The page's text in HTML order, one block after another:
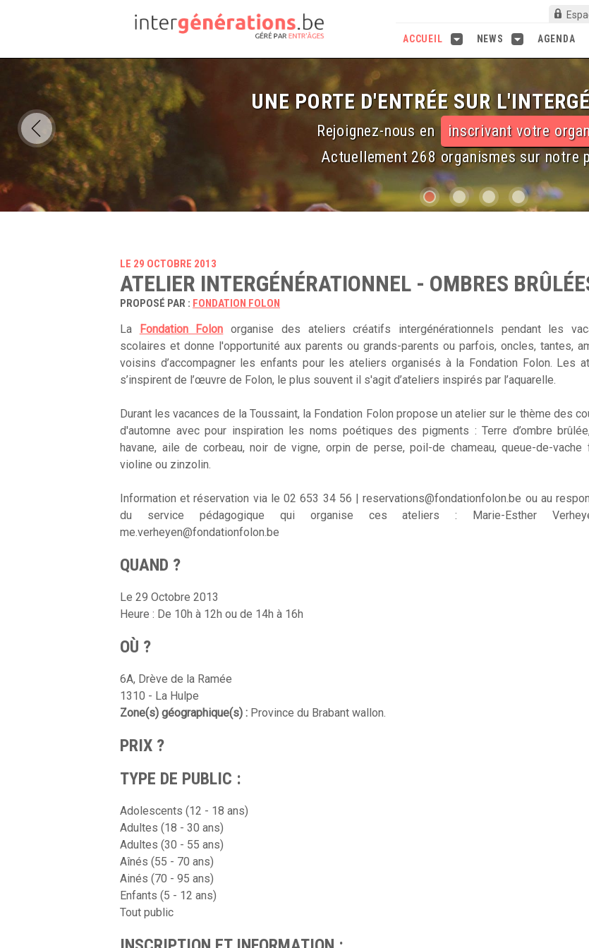
AGENDA
NEWS
ACCUEIL
UNE PORTE D'ENTRÉE SUR
Rejoignez-nous en inscrivant votre
Actuellement 268 organismes sur notre
LE 29 OCTOBRE 2013
ATELIER INTERGÉNÉRATIONNEL - OMBRES
PROPOSÉ PAR : FONDATION FOLON
La Fondation Folon organise des ateliers créatifs intergénérationnels pendant les
scolaires et donne l'opportunité aux parents ou grands-parents ou parfois, oncles, tantes,
voisins d’accompagner les enfants pour les ateliers organisés à la Fondation Folon. Les
s’inspirent de l’œuvre de Folon, le plus souvent il s'agit d’ateliers inspirés par l’aquarelle.
Durant les vacances de la Toussaint, la Fondation Folon propose un atelier sur le thème des
d'automne avec pour inspiration les noms poétiques des pigments : Terre d’ombre
havane, aile de corbeau, noir de vigne, orpin de perse, poil-de chameau, queue-de-vache
violine ou zinzolin.
Information et réservation via le 02 653 34 56 | reservations@fondationfolon.be ou au
du service pédagogique qui organise ces ateliers : Marie-Esther
me.verheyen@fondationfolon.be
QUAND ?
Le 29 Octobre 2013
Heure : De 10h à 12h ou de 14h à 16h
OÙ ?
6A, Drève de la Ramée
1310 - La Hulpe
Zone(s) géographique(s) : Province du Brabant wallon.
PRIX ?
TYPE DE PUBLIC :
Adolescents (12 - 18 ans)
Adultes (18 - 30 ans)
Adultes (30 - 55 ans)
Aînés (55 - 70 ans)
Ainés (70 - 95 ans)
Enfants (5 - 12 ans)
Tout public